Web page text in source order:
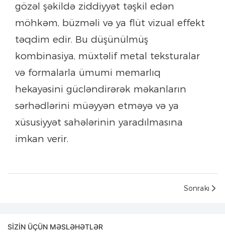
gözəl şəkildə ziddiyyət təşkil edən
möhkəm, büzməli və ya flüt vizual effekt
təqdim edir. Bu düşünülmüş
kombinasiya, müxtəlif metal teksturalar
və formalarla ümumi memarlıq
hekayəsini gücləndirərək məkanların
sərhədlərini müəyyən etməyə və ya
xüsusiyyət sahələrinin yaradılmasına
imkan verir.
Sonrakı
SIZIN ÜÇÜN MƏSLƏHƏTLƏR